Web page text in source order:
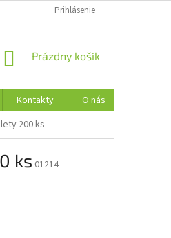
FORMULÁR NA ODSTÚPENIE OD
Prihlásenie
NÁKUPNÝ
Prázdny košík
Kontakty
O nás
200 ks
ks 01214